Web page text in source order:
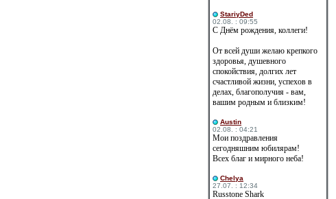
StariyDed
02.08. : 09:55
С Днём рождения, коллеги!
От всей души желаю крепкого
здоровья, душевного
спокойствия, долгих лет
счастливой жизни, успехов в
делах, благополучия - вам,
вашим родным и близким!
Austin
02.08. : 04:21
Мои поздравления
сегодняшним юбилярам!
Всех благ и мирного неба!
Сhelya
27.07. : 12:34
Russtone Shark